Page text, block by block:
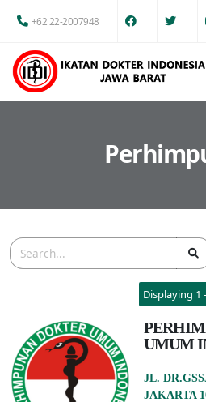
+62 22-2007948
Displaying 1
UMUM
JL.
JAKARTA